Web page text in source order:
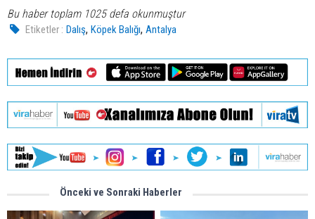
Bu haber toplam 1025 defa okunmuştur
Etiketler : Dalış,Köpek Balığı,Antalya
Önceki ve Sonraki Haberler